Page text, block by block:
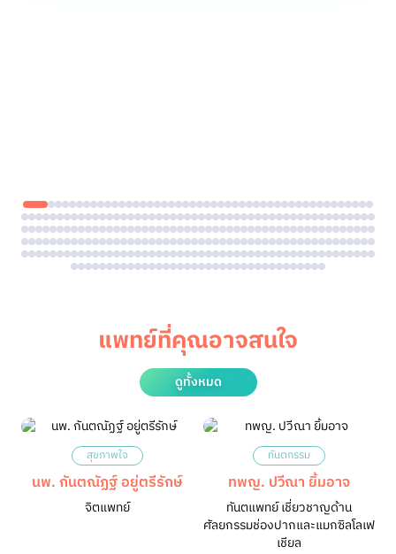
แพทย์ที่คุณอาจสนใจ
ดูทั้งหมด
สุขภาพใจ
นพ. กันตณัฏฐ์ อยู่ตรีรักษ์
จิตแพทย์
ทันตกรรม
ทพญ. ปวีณา ยิ้มอาจ
ทันตแพทย์ เชี่ยวชาญด้าน
ศัลยกรรมช่องปากและแมกซิลโลเฟ
เชียล